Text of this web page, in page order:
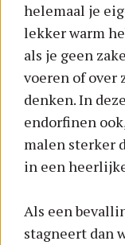
helemaal je
lekker warm
als je geen
voeren of over
denken. In
endorfinen
malen sterker
in een
Als een
stagneert dan